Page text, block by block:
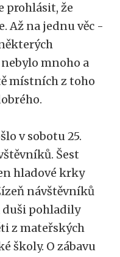
prohlásit, že
Až na jednu věc -
mnoho a
místních z toho
v sobotu 25.
Šest
hladové krky
návštěvníků
pohladily
z mateřských
školy. O zábavu